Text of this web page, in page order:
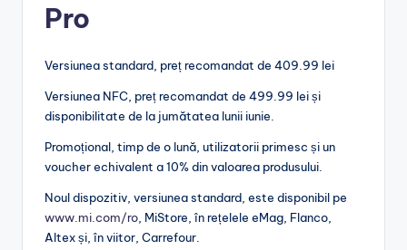
Pro
Versiunea standard, preț recomandat de 409.99 lei
Versiunea NFC, preț recomandat de 499.99 lei și
disponibilitate de la jumătatea lunii iunie.
Promoțional, timp de o lună, utilizatorii primesc și un
voucher echivalent a 10% din valoarea produsului.
Noul dispozitiv, versiunea standard, este disponibil pe
www.mi.com/ro , MiStore, în rețelele eMag, Flanco,
Altex și, în viitor, Carrefour.